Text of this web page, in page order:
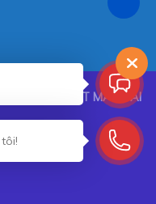
TRÍ NỘI THẤT MÀN SÀI